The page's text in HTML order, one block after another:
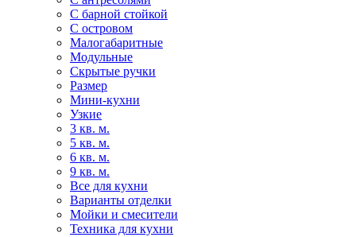
С барной стойкой
С островом
Малогабаритные
Модульные
Скрытые ручки
Размер
Мини-кухни
Узкие
3 кв. м.
5 кв. м.
6 кв. м.
9 кв. м.
Все для кухни
Варианты отделки
Мойки и смесители
Техника для кухни